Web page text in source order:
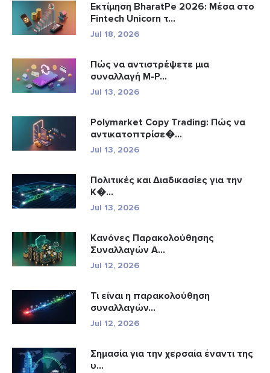
Εκτίμηση BharatPe 2026: Μέσα στο
Fintech Unicorn τ...
Jul 18, 2026
Πώς να αντιστρέψετε μια
συναλλαγή M-P...
Jul 13, 2026
Polymarket Copy Trading: Πώς να
αντικατοπτρίσε�...
Jul 13, 2026
Πολιτικές και Διαδικασίες για την
Κ�...
Jul 13, 2026
Κανόνες Παρακολούθησης
Συναλλαγών A...
Jul 12, 2026
Τι είναι η παρακολούθηση
συναλλαγών...
Jul 12, 2026
Σημασία για την χερσαία έναντι της
υ...